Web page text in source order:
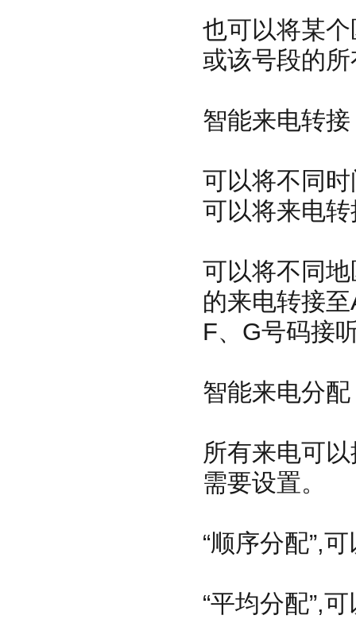
也可以将某
或该号段的
智能来电转接
可以将不同
可以将来电
可以将不同
的来电转接
F、G号码接
智能来电分配
所有来电可以
需要设置。
“顺序分配”,
“平均分配”,